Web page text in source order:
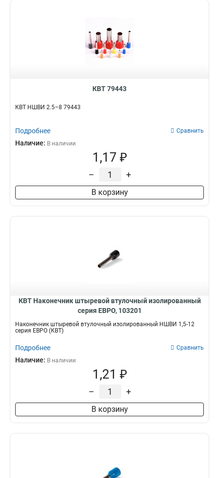
КВТ 79443
КВТ НШВИ 2.5–8 79443
Подробнее Сравнить
Наличие: В наличии
1,17 ₽
– +
В корзину
КВТ Наконечник штыревой втулочный изолированный
серия ЕВРО, 103201
Наконечник штыревой втулочный изолированный НШВИ 1,5-12
серия ЕВРО (КВТ)
Подробнее Сравнить
Наличие: В наличии
1,21 ₽
– +
В корзину